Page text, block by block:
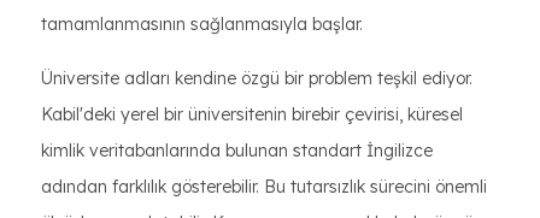
tamamlanmasının sağlanmasıyla başlar.
Üniversite adları kendine özgü bir problem teşkil ediyor.
Kabil'deki yerel bir üniversitenin birebir çevirisi, küresel
kimlik veritabanlarında bulunan standart İngilizce
adından farklılık gösterebilir. Bu tutarsızlık sürecini önemli